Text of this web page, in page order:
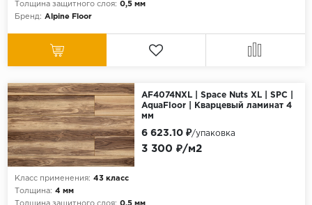
Толщина защитного слоя: 0,5 мм
Бренд: Alpine Floor
AF4074NXL | Space Nuts XL | SPC |
AquaFloor | Кварцевый ламинат 4
мм
Класс применения: 43 класс
Толщина: 4 мм
3 300 ₽/м2
6 623.10 ₽/упаковка